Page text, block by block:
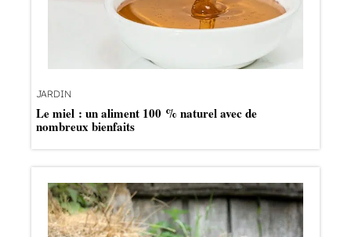
JARDIN
Le miel : un aliment 100 % naturel avec de
nombreux bienfaits